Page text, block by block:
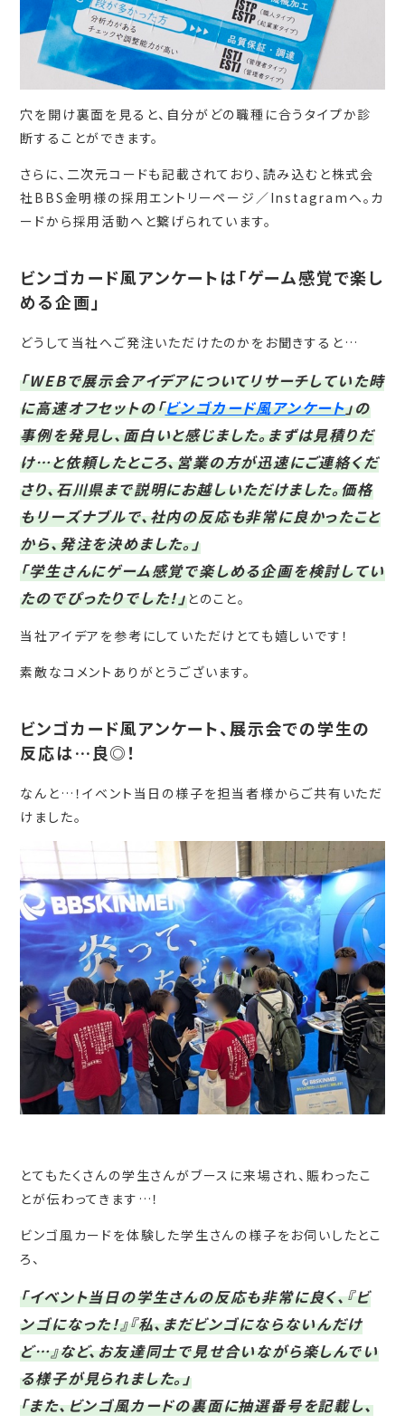
穴を開け裏面を見ると、自分がどの職種に合うタイプか診
断することができます。
さらに、二次元コードも記載されており、読み込むと株式会
社BBS金明様の採用エントリーページ／Instagramへ。カ
ードから採用活動へと繋げられています。
ビンゴカード風アンケートは「ゲーム感覚で楽し
める企画」
どうして当社へご発注いただけたのかをお聞きすると…
「WEBで展示会アイデアについてリサーチしていた時
に高速オフセットの「ビンゴカード風アンケート」の
事例を発見し、面白いと感じました。まずは見積りだ
け…と依頼したところ、営業の方が迅速にご連絡くだ
さり、石川県まで説明にお越しいただけました。価格
もリーズナブルで、社内の反応も非常に良かったこと
から、発注を決めました。」
「学生さんにゲーム感覚で楽しめる企画を検討してい
たのでぴったりでした！」とのこと。
当社アイデアを参考にしていただけとても嬉しいです！
素敵なコメントありがとうございます。
ビンゴカード風アンケート、展示会での学生の
反応は…良◎！
なんと…！イベント当日の様子を担当者様からご共有いただ
けました。
とてもたくさんの学生さんがブースに来場され、賑わったこ
とが伝わってきます…！
ビンゴ風カードを体験した学生さんの様子をお伺いしたとこ
ろ、
「イベント当日の学生さんの反応も非常に良く、『ビ
ンゴになった！』『私、まだビンゴにならないんだけ
ど…』など、お友達同士で見せ合いながら楽しんでい
る様子が見られました。」
「また、ビンゴ風カードの裏面に抽選番号を記載し、